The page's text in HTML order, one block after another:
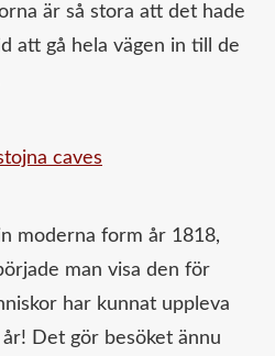
är så stora att det hade
att gå hela vägen in till de
moderna form år 1818,
man visa den för
har kunnat uppleva
Det gör besöket ännu